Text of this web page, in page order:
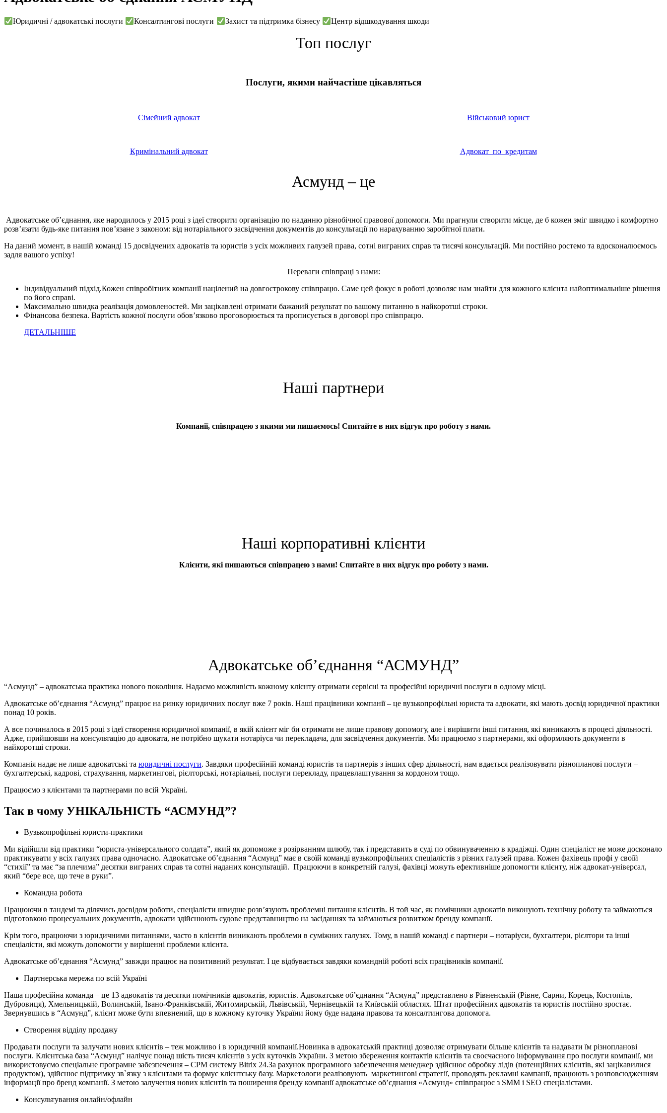
Юридичні / адвокатські послуги Консалтингові послуги Захист та підтримка бізнесу Центр відшкодування шкоди
Топ послуг
Послуги, якими найчастіше цікавляться
Сімейний адвокат
Кримінальний адвокат
Військовий юрист
Адвокат по кредитам
Асмунд – це
Адвокатське об’єднання, яке народилось у 2015 році з ідеї створити організацію по наданню різнобічної правової допомоги. Ми прагнули створити місце, де б кожен зміг швидко і комфортно
розв’язати будь-яке питання пов’язане з законом: від нотаріального засвідчення документів до консультації по нарахуванню заробітної плати.
На даний момент, в нашій команді 15 досвідчених адвокатів та юристів з усіх можливих галузей права, сотні виграних справ та тисячі консультацій. Ми постійно ростемо та вдосконалюємось
задля вашого успіху!
Переваги співпраці з нами:
Індивідуальний підхід.Кожен співробітник компанії націлений на довгострокову співпрацю. Саме цей фокус в роботі дозволяє нам знайти для кожного клієнта найоптимальніше рішення
по його справі.
Максимально швидка реалізація домовленостей. Ми зацікавлені отримати бажаний результат по вашому питанню в найкоротші строки.
Фінансова безпека. Вартість кожної послуги обов’язково проговорюється та прописується в договорі про співпрацю.
ДЕТАЛЬНІШЕ
Наші партнери
Компанії, співпрацею з якими ми пишаємось! Спитайте в них відгук про роботу з нами.
Наші корпоративні клієнти
Клієнти, які пишаються співпрацею з нами! Спитайте в них відгук про роботу з нами.
Адвокатське об’єднання “АСМУНД”
“Асмунд” – адвокатська практика нового покоління. Надаємо можливість кожному клієнту отримати сервісні та професійні юридичні послуги в одному місці.
Адвокатське об’єднання “Асмунд” працює на ринку юридичних послуг вже 7 років. Наші працівники компанії – це вузькопрофільні юриста та адвокати, які мають досвід юридичної практики
понад 10 років.
А все починалось в 2015 році з ідеї створення юридичної компанії, в якій клієнт міг би отримати не лише правову допомогу, але і вирішити інші питання, які виникають в процесі діяльності.
Адже, прийшовши на консультацію до адвоката, не потрібно шукати нотаріуса чи перекладача, для засвідчення документів. Ми працюємо з партнерами, які оформляють документи в
найкоротші строки.
Компанія надає не лише адвокатські та юридичні послуги. Завдяки професійній команді юристів та партнерів з інших сфер діяльності, нам вдається реалізовувати різнопланові послуги –
бухгалтерські, кадрові, страхування, маркетингові, рієлторські, нотаріальні, послуги перекладу, працевлаштування за кордоном тощо.
Працюємо з клієнтами та партнерами по всій Україні.
Так в чому УНІКАЛЬНІСТЬ “АСМУНД”?
Вузькопрофільні юристи-практики
Ми відійшли від практики “юриста-універсального солдата”, який як допоможе з розірванням шлюбу, так і представить в суді по обвинуваченню в крадіжці. Один спеціаліст не може досконало
практикувати у всіх галузях права одночасно. Адвокатське об’єднання “Асмунд” має в своїй команді вузькопрофільних спеціалістів з різних галузей права. Кожен фахівець профі у своїй
“стихії” та має “за плечима” десятки виграних справ та сотні наданих консультацій. Працюючи в конкретній галузі, фахівці можуть ефективніше допомогти клієнту, ніж адвокат-універсал,
який “бере все, що тече в руки”.
Командна робота
Працюючи в тандемі та ділячись досвідом роботи, спеціалісти швидше розв’язують проблемні питання клієнтів. В той час, як помічники адвокатів виконують технічну роботу та займаються
підготовкою процесуальних документів, адвокати здійснюють судове представництво на засіданнях та займаються розвитком бренду компанії.
Крім того, працюючи з юридичними питаннями, часто в клієнтів виникають проблеми в суміжних галузях. Тому, в нашій команді є партнери – нотаріуси, бухгалтери, рієлтори та інші
спеціалісти, які можуть допомогти у вирішенні проблеми клієнта.
Адвокатське об’єднання “Асмунд” завжди працює на позитивний результат. І це відбувається завдяки командній роботі всіх працівників компанії.
Партнерська мережа по всій Україні
Наша професійна команда – це 13 адвокатів та десятки помічників адвокатів, юристів. Адвокатське об’єднання “Асмунд” представлено в Рівненській (Рівне, Сарни, Корець, Костопіль,
Дубровиця), Хмельницькій, Волинській, Івано-Франківській, Житомирській, Львівській, Чернівецькій та Київській областях. Штат професійних адвокатів та юристів постійно зростає.
Звернувшись в “Асмунд”, клієнт може бути впевнений, що в кожному куточку України йому буде надана правова та консалтингова допомога.
Створення відділу продажу
Продавати послуги та залучати нових клієнтів – теж можливо і в юридичній компанії.Новинка в адвокатській практиці дозволяє отримувати більше клієнтів та надавати їм різнопланові
послуги. Клієнтська база “Асмунд” налічує понад шість тисяч клієнтів з усіх куточків України. З метою збереження контактів клієнтів та своєчасного інформування про послуги компанії, ми
використовуємо спеціальне програмне забезпечення – СРМ систему Bitrix 24.За рахунок програмного забезпечення менеджер здійснює обробку лідів (потенційних клієнтів, які зацікавилися
продуктом), здійснює підтримку зв`язку з клієнтами та формує клієнтську базу. Маркетологи реалізовують маркетингові стратегії, проводять рекламні кампанії, працюють з розповсюдженням
інформації про бренд компанії. З метою залучення нових клієнтів та поширення бренду компанії адвокатське об’єднання «Асмунд» співпрацює з SMM і SEO спеціалістами.
Консультування онлайн/офлайн